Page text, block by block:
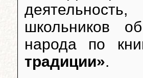
школьников
народа по
традиции».